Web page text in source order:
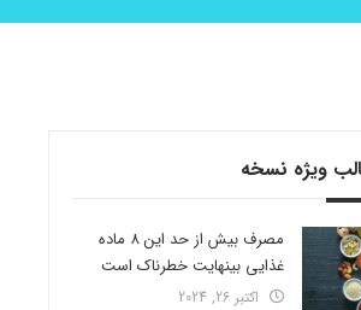
ویژه نسخه
مصرف بیش از حد این 8 ماده
غذایی بینهایت خطرناک است
اکتبر 26, 2024